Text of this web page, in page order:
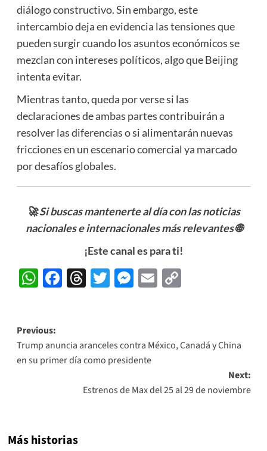
diálogo constructivo. Sin embargo, este
intercambio deja en evidencia las tensiones que
pueden surgir cuando los asuntos económicos se
mezclan con intereses políticos, algo que Beijing
intenta evitar.
Mientras tanto, queda por verse si las
declaraciones de ambas partes contribuirán a
resolver las diferencias o si alimentarán nuevas
fricciones en un escenario comercial ya marcado
por desafíos globales.
🚀 Si buscas mantenerte al día con las noticias
nacionales e internacionales más relevantes🌐
¡Este canal es para ti!
WhatsApp
Facebook
Threads
Twitter
Messenger
EmailCopy
Post
navigation
Previous:
Trump anuncia aranceles contra México, Canadá y China
en su primer día como presidente
Next:
Estrenos de Max del 25 al 29 de noviembre
Más historias